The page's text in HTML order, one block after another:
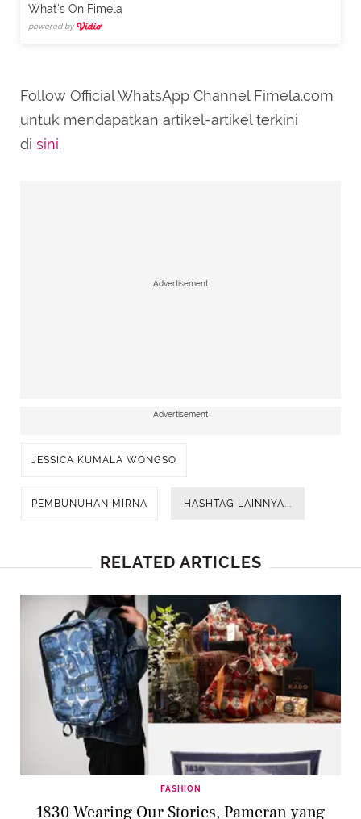
What's On Fimela
powered by
Follow Official WhatsApp Channel Fimela.com
untuk mendapatkan artikel-artikel terkini
di sini.
Advertisement
Advertisement
JESSICA KUMALA WONGSO
PEMBUNUHAN MIRNA HASHTAG LAINNYA...
RELATED ARTICLES
FASHION
1830 Wearing Our Stories, Pameran yang